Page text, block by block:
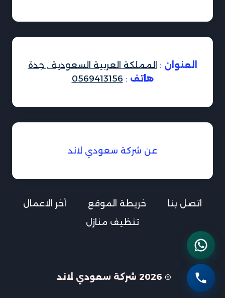
العنوان : المملكة العربية السعودية , جدة
هاتف :
0569413156
عن شركة سعودي لاند
اتصل بنا خريطة الموقع
أخر الاعمال
تنظيف منازل
© 2026 شركة سعودي لاند